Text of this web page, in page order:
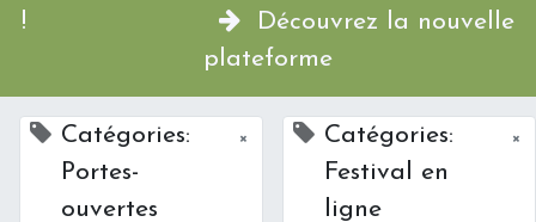
!
Découvrez la nouvelle
plateforme
Catégories:
Portes-
ouvertes
×
Catégories:
Festival en
ligne
×